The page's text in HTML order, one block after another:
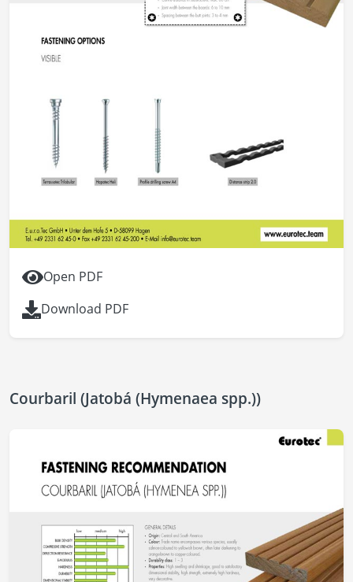
Open PDF
Download PDF
Courbaril (Jatobá (Hymenaea spp.))